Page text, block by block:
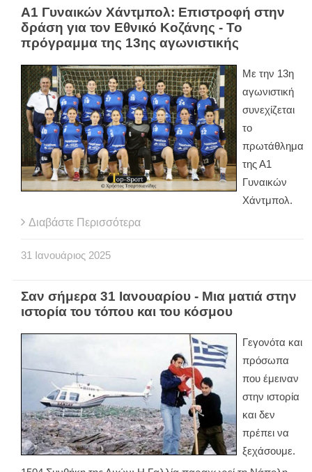
Α1 Γυναικών Χάντμπολ: Επιστροφή στην
δράση για τον Εθνικό Κοζάνης - Το
πρόγραμμα της 13ης αγωνιστικής
Με την 13η
αγωνιστική
συνεχίζεται
το
πρωτάθλημα
της Α1
Γυναικών
Χάντμπολ.
Διαβάστε Περισσότερα
31 Ιανουάριος 2025
Σαν σήμερα 31 Ιανουαρίου - Μια ματιά στην
ιστορία του τόπου και του κόσμου
Γεγονότα και
πρόσωπα
που έμειναν
στην ιστορία
και δεν
πρέπει να
ξεχάσουμε.